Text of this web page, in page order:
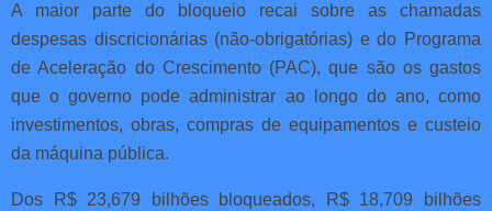
A maior parte do bloqueio recai sobre as chamadas
despesas discricionárias (não-obrigatórias) e do Programa
de Aceleração do Crescimento (PAC), que são os gastos
que o governo pode administrar ao longo do ano, como
investimentos, obras, compras de equipamentos e custeio
da máquina pública.
Dos R$ 23,679 bilhões bloqueados, R$ 18,709 bilhões